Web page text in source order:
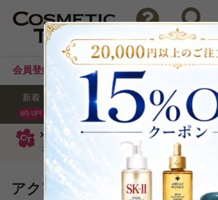
ゲラン ボディソープ・石鹸
アクア
ェル ベルガモット 200ml
問い合わせ 検索
会員登録後のお買い物でポイントプレゼント！
新着
8/5 UP!
セール ランキング ブ
アクア アレゴリアと楽しむシ